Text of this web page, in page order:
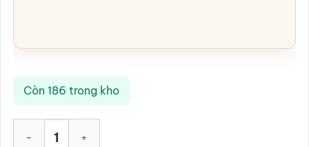
Còn 186 trong kho